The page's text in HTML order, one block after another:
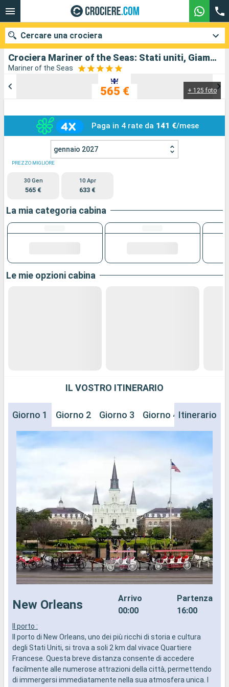
Crociera Mariner of the Seas: Stati uniti, Giamaica, isole Cayman, Messico in partenza da New Orleans
Mariner of the Seas
+ 125 foto
565 €
Paga in 4 rate da 141 €/mese
gennaio 2027
PREZZO MIGLIORE
30 Gen
565 €
10 Apr
633 €
La mia categoria cabina
Le mie opzioni cabina
IL VOSTRO ITINERARIO
Giorno 1 Giorno 2 Giorno 3 Giorno 4 Giorno 5
Itinerario
New Orleans
Arrivo
00:00
Partenza
16:00
Il porto :
Il porto di New Orleans, uno dei più ricchi di storia e cultura
degli Stati Uniti, si trova a soli 2 km dal vivace Quartiere
Francese. Questa breve distanza consente di accedere
facilmente alle numerose attrazioni della città, permettendo
di immergersi immediatamente nella sua atmosfera unica. I
Cercare una crociera
Mesi di partenza
Porti Compagnie